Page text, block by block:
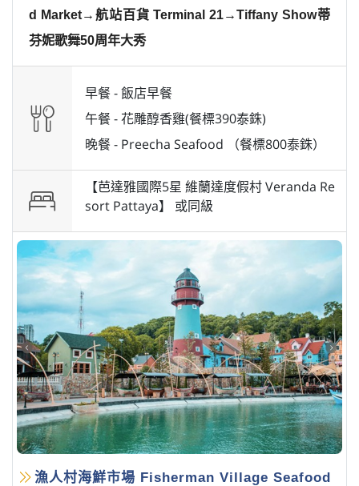
d Market→航站百貨 Terminal 21→Tiffany Show蒂
芬妮歌舞50周年大秀
早餐 -飯店早餐
午餐 -花雕醇香雞(餐標390泰銖)
晚餐 - Preecha Seafood （餐標800泰銖）
【芭達雅國際5星 維蘭達度假村 Veranda Re
sort Pattaya】 或同級
漁人村海鮮市場 Fisherman Village Seafood